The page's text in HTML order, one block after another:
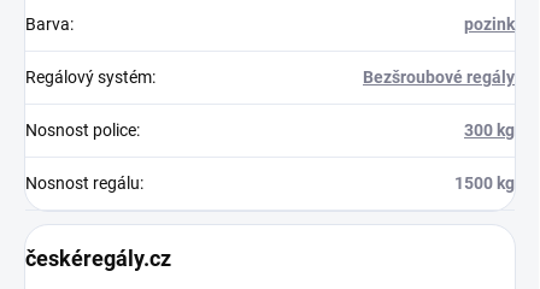
Barva: pozink
Regálový systém: Bezšroubové regály
Nosnost police: 300 kg
Nosnost regálu: 1500 kg
českéregály.cz